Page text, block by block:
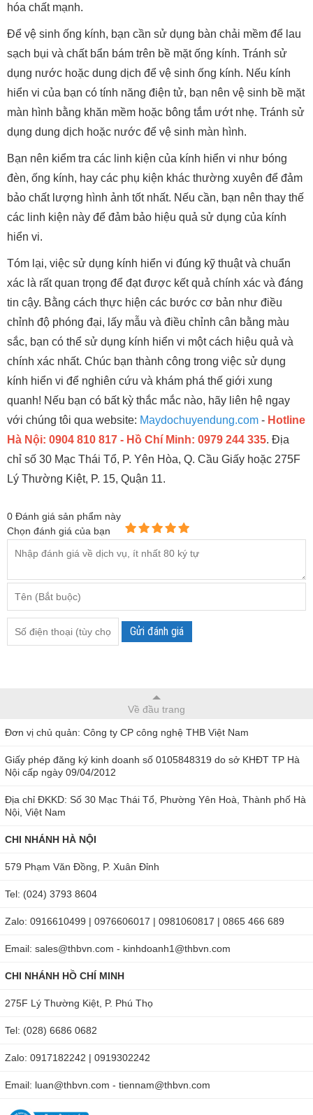
hóa chất mạnh.
Để vệ sinh ống kính, bạn cần sử dụng bàn chải mềm để lau
sạch bụi và chất bẩn bám trên bề mặt ống kính. Tránh sử
dụng nước hoặc dung dịch để vệ sinh ống kính. Nếu kính
hiển vi của bạn có tính năng điện tử, bạn nên vệ sinh bề mặt
màn hình bằng khăn mềm hoặc bông tắm ướt nhẹ. Tránh sử
dụng dung dịch hoặc nước để vệ sinh màn hình.
Bạn nên kiểm tra các linh kiện của kính hiển vi như bóng
đèn, ống kính, hay các phụ kiện khác thường xuyên để đảm
bảo chất lượng hình ảnh tốt nhất. Nếu cần, bạn nên thay thế
các linh kiện này để đảm bảo hiệu quả sử dụng của kính
hiển vi.
Tóm lại, việc sử dụng kính hiển vi đúng kỹ thuật và chuẩn
xác là rất quan trọng để đạt được kết quả chính xác và đáng
tin cậy. Bằng cách thực hiện các bước cơ bản như điều
chỉnh độ phóng đại, lấy mẫu và điều chỉnh cân bằng màu
sắc, bạn có thể sử dụng kính hiển vi một cách hiệu quả và
chính xác nhất. Chúc bạn thành công trong việc sử dụng
kính hiển vi để nghiên cứu và khám phá thế giới xung
quanh! Nếu bạn có bất kỳ thắc mắc nào, hãy liên hệ ngay
với chúng tôi qua website: Maydochuyendung.com - Hotline
Hà Nội: 0904 810 817 - Hồ Chí Minh: 0979 244 335. Địa
chỉ số 30 Mạc Thái Tổ, P. Yên Hòa, Q. Cầu Giấy hoặc 275F
Lý Thường Kiệt, P. 15, Quận 11.
0 Đánh giá sản phẩm này
Chọn đánh giá của bạn
Gửi đánh giá
Về đầu trang
Đơn vị chủ quản: Công ty CP công nghệ THB Việt Nam
Giấy phép đăng ký kinh doanh số 0105848319 do sở KHĐT TP Hà
Nội cấp ngày 09/04/2012
Địa chỉ ĐKKD: Số 30 Mạc Thái Tổ, Phường Yên Hoà, Thành phố Hà
Nội, Việt Nam
CHI NHÁNH HÀ NỘI
579 Phạm Văn Đồng, P. Xuân Đỉnh
Tel: (024) 3793 8604
Zalo: 0916610499 | 0976606017 | 0981060817 | 0865 466 689
Email: sales@thbvn.com - kinhdoanh1@thbvn.com
CHI NHÁNH HỒ CHÍ MINH
275F Lý Thường Kiệt, P. Phú Thọ
Tel: (028) 6686 0682
Zalo: 0917182242 | 0919302242
Email: luan@thbvn.com - tiennam@thbvn.com